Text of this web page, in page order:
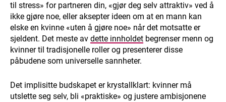
til stress» for partneren din, «gjør deg selv attraktiv» ved å
ikke gjøre noe, eller aksepter ideen om at en mann kan
elske en kvinne «uten å gjøre noe» når det motsatte er
sjeldent. Det meste av dette innholdet begrenser menn og
kvinner til tradisjonelle roller og presenterer disse
påbudene som universelle sannheter.
Det implisitte budskapet er krystallklart: kvinner må
utslette seg selv, bli «praktiske» og justere ambisjonene